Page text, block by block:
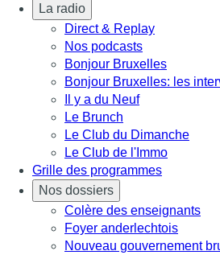
La radio
Direct & Replay
Nos podcasts
Bonjour Bruxelles
Bonjour Bruxelles: les
Il y a du Neuf
Le Brunch
Le Club du Dimanche
Le Club de l'Immo
Grille des programmes
Nos dossiers
Colère des enseignants
Foyer anderlechtois
Nouveau gouvernement